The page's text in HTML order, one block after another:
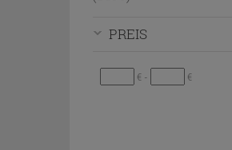
bzw.
auszublenden.
PREIS
€ - €